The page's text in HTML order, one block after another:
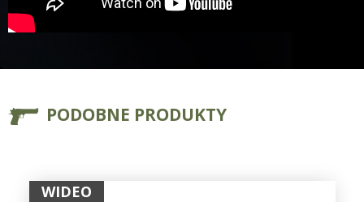
PODOBNE PRODUKTY
WIDEO